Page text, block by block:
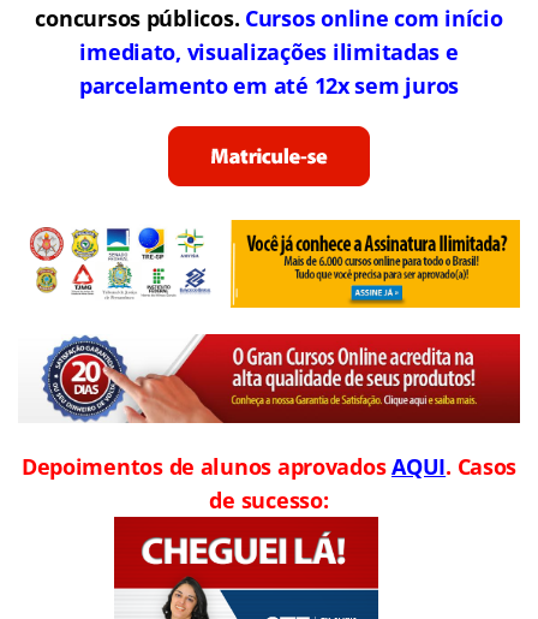
concursos públicos. Cursos online com início
imediato, visualizações ilimitadas e
parcelamento em até 12x sem juros
Depoimentos de alunos aprovadosAQUI. Casos
de sucesso: